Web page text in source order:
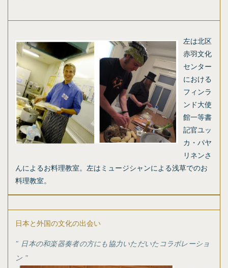
左は北区
赤羽文化
センター
における
フィンラ
ンド大使
館一等書
記官ユッ
カ・パヤ
リネンさ
んによるお料理教室。左はミュージシャンによる浅草でのお
料理教室。
日本と外国の文化の出会い
日本の和楽器奏者の方にも協力いただいたコラボレーショ
ン